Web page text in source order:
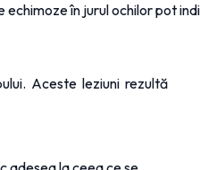
echimoze în jurul ochilor pot
Aceste leziuni rezultă